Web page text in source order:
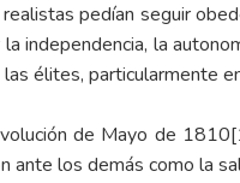
pedían seguir
independencia, la
élites, particularmente
de Mayo de 1810
ante los demás como la